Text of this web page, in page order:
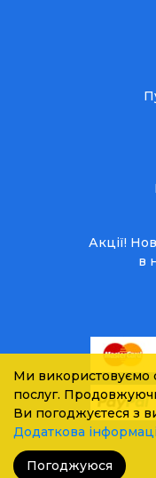
Акції!
в
Ми використовуємо
послуг.
Ви погоджуєтеся з
Додаткова
Погоджуюся